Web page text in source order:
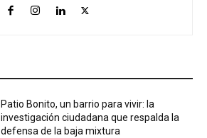
Patio Bonito, un barrio para vivir: la
investigación ciudadana que respalda la
defensa de la baja mixtura